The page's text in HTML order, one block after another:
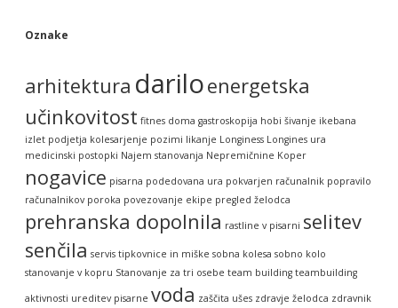
Oznake
arhitektura dariloenergetska
učinkovitost fitnes doma gastroskopija hobi šivanje ikebana
izlet podjetja kolesarjenje pozimi likanje Longiness Longines ura
medicinski postopki Najem stanovanja Nepremičnine Koper
nogavice pisarna podedovana ura pokvarjen računalnik popravilo
računalnikov poroka povezovanje ekipe pregled želodca
prehranska dopolnila rastline v pisarni selitev
senčila servis tipkovnice in miške sobna kolesa sobno kolo
stanovanje v kopru Stanovanje za tri osebe team building teambuilding
aktivnosti ureditev pisarne voda zaščita ušes zdravje želodca zdravnik